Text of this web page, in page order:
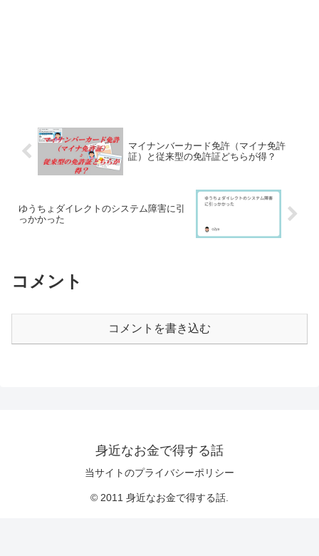
マイナンバーカード免許（マイナ免許
証）と従来型の免許証どちらが得？
ゆうちょダイレクトのシステム障害に引
っかかった
コメント
コメントを書き込む
身近なお金で得する話
当サイトのプライバシーポリシー
© 2011 身近なお金で得する話.